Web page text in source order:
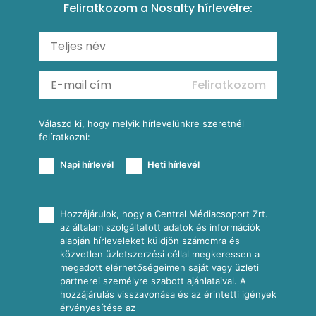
Carbonara
Shakshuka
Ratatouille
Mexikói húsleves kukorica salsával
Almás-kéksajtos kukoricasaláta
Köretek
Reggeli receptek
Feliratkozom a Nosalty hírlevélre:
Feliratkozom
Válaszd ki, hogy melyik hírlevelünkre szeretnél
felíratkozni:
Napi hírlevél Heti hírlevél
Hozzájárulok, hogy a Central Médiacsoport Zrt.
az általam szolgáltatott adatok és információk
alapján hírleveleket küldjön számomra és
közvetlen üzletszerzési céllal megkeressen a
megadott elérhetőségeimen saját vagy üzleti
partnerei személyre szabott ajánlataival. A
hozzájárulás visszavonása és az érintetti igények
érvényesítése az